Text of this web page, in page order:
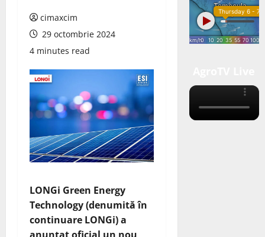
cimaxcim
29 octombrie 2024
4 minutes read
LONGi Green Energy
Technology (denumită în
continuare LONGi) a